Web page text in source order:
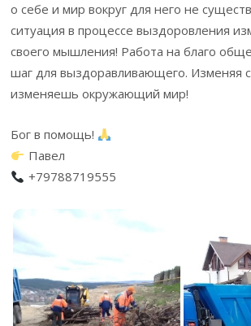
о себе и мир вокруг для него не
ситуация в процессе выздоровления
своего мышления! Работа на благо
шаг для выздоравливающего. Изменяя
изменяешь окружающий мир!
Бог в помощь!
Павел
+79788719555